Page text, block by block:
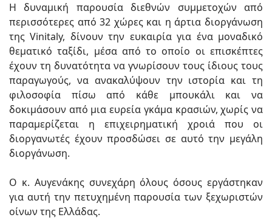
Η δυναμική παρουσία διεθνών συμμετοχών από
περισσότερες από 32 χώρες και η άρτια διοργάνωση
της Vinitaly, δίνουν την ευκαιρία για ένα μοναδικό
θεματικό ταξίδι, μέσα από το οποίο οι επισκέπτες
έχουν τη δυνατότητα να γνωρίσουν τους ίδιους τους
παραγωγούς, να ανακαλύψουν την ιστορία και τη
φιλοσοφία πίσω από κάθε μπουκάλι και να
δοκιμάσουν από μια ευρεία γκάμα κρασιών, χωρίς να
παραμερίζεται η επιχειρηματική χροιά που οι
διοργανωτές έχουν προσδώσει σε αυτό την μεγάλη
διοργάνωση.
Ο κ. Αυγενάκης συνεχάρη όλους όσους εργάστηκαν
για αυτή την πετυχημένη παρουσία των ξεχωριστών
οίνων της Ελλάδας.